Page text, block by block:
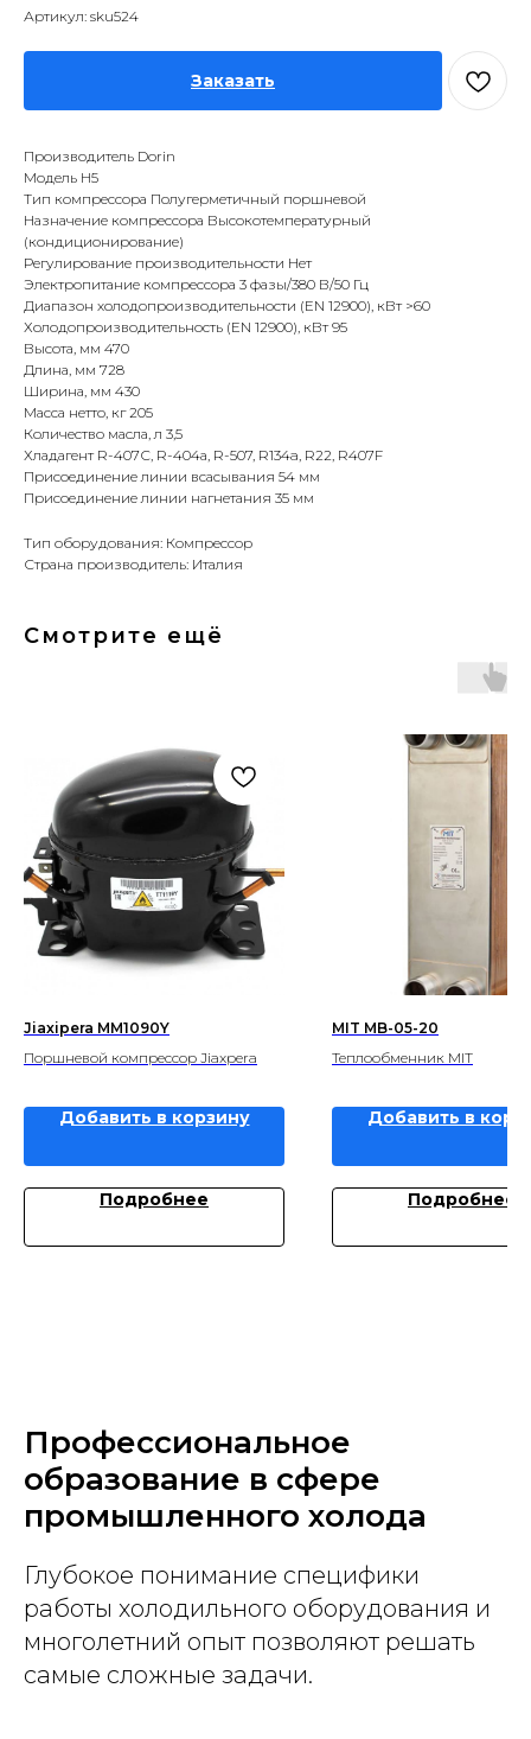
Артикул: sku524
Заказать
Производитель Dorin
Модель H5
Тип компрессора Полугерметичный поршневой
Назначение компрессора Высокотемпературный
(кондиционирование)
Регулирование производительности Нет
Электропитание компрессора 3 фазы/380 В/50 Гц
Диапазон холодопроизводительности (EN 12900), кВт >60
Холодопроизводительность (EN 12900), кВт 95
Высота, мм 470
Длина, мм 728
Ширина, мм 430
Масса нетто, кг 205
Количество масла, л 3,5
Хладагент R-407С, R-404а, R-507, R134a, R22, R407F
Присоединение линии всасывания 54 мм
Присоединение линии нагнетания 35 мм
Тип оборудования: Компрессор
Страна производитель: Италия
Смотрите ещё
Jiaxipera MM1090Y
Поршневой компрессор Jiaxpera
Добавить в корзину
Подробнее
MIT MB-05-20
Теплообменник MIT
Добавить в
Подробнее
Профессиональное
образование в сфере
промышленного холода
Глубокое понимание специфики
работы холодильного оборудования и
многолетний опыт позволяют решать
самые сложные задачи.